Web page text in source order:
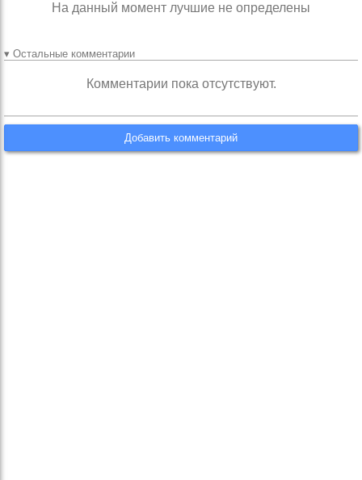
На данный момент лучшие не определены
▾ Остальные комментарии
Комментарии пока отсутствуют.
Добавить комментарий